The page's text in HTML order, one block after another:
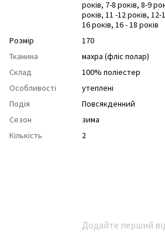
років, 7-8 років, 8-9
років, 11 -12 років, 12-
16 років, 16 - 18 років
Розмір
170
Тканина
махра (фліс полар)
Склад
100% поліестер
Особливості
утеплені
Подія
Повсякденний
Сезон
зима
Кількість
2
Додайте перший